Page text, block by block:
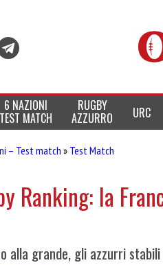
6 NAZIONI
TEST MATCH
RUGBY
AZZURRO URC
– Test match» Test Match
Ranking: la
alla grande, gli azzurri stabili